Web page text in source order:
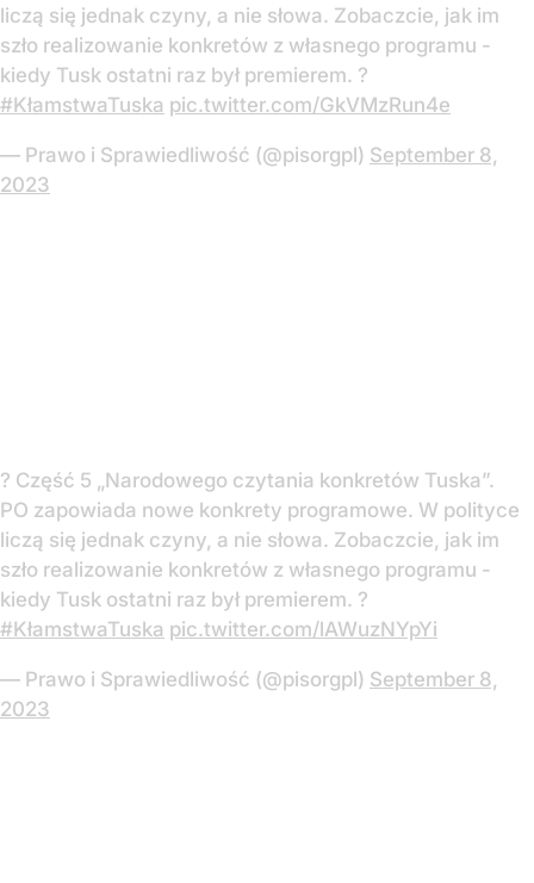
liczą się jednak czyny, a nie słowa. Zobaczcie, jak im
szło realizowanie konkretów z własnego programu -
kiedy Tusk ostatni raz był premierem. ?
#KłamstwaTuska pic.twitter.com/GkVMzRun4e
— Prawo i Sprawiedliwość (@pisorgpl) September 8,
2023
? Część 5 „Narodowego czytania konkretów Tuska”.
PO zapowiada nowe konkrety programowe. W polityce
liczą się jednak czyny, a nie słowa. Zobaczcie, jak im
szło realizowanie konkretów z własnego programu -
kiedy Tusk ostatni raz był premierem. ?
#KłamstwaTuska pic.twitter.com/lAWuzNYpYi
— Prawo i Sprawiedliwość (@pisorgpl) September 8,
2023